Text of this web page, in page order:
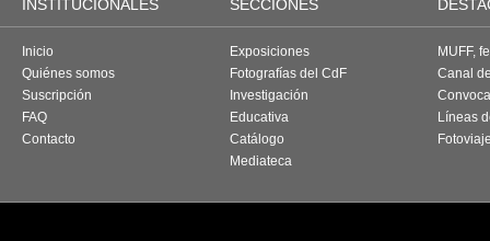
INSTITUCIONALES SECCIONES
Inicio
Quiénes somos
Suscripción
FAQ
Contacto
Exposiciones
Fotografías del CdF
Investigación
Educativa
Catálogo
Mediateca
MUFF,
Canal
Líneas